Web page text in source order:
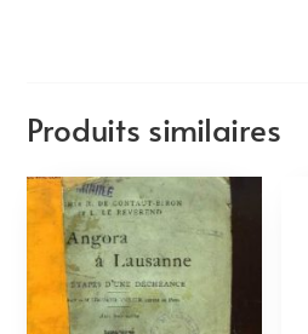
Produits similaires